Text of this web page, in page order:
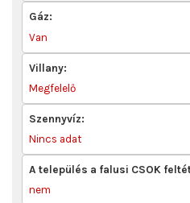
Gáz:
Van
Villany:
Megfelelő
Szennyvíz:
Nincs adat
A település a falusi CSOK
nem